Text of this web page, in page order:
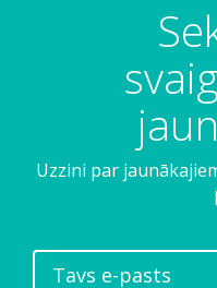
Uzzini par